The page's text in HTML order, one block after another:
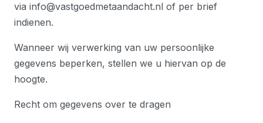
via info@vastgoedmetaandacht.nl of per brief
indienen.
Wanneer wij verwerking van uw persoonlijke
gegevens beperken, stellen we u hiervan op de
hoogte.
Recht om gegevens over te dragen